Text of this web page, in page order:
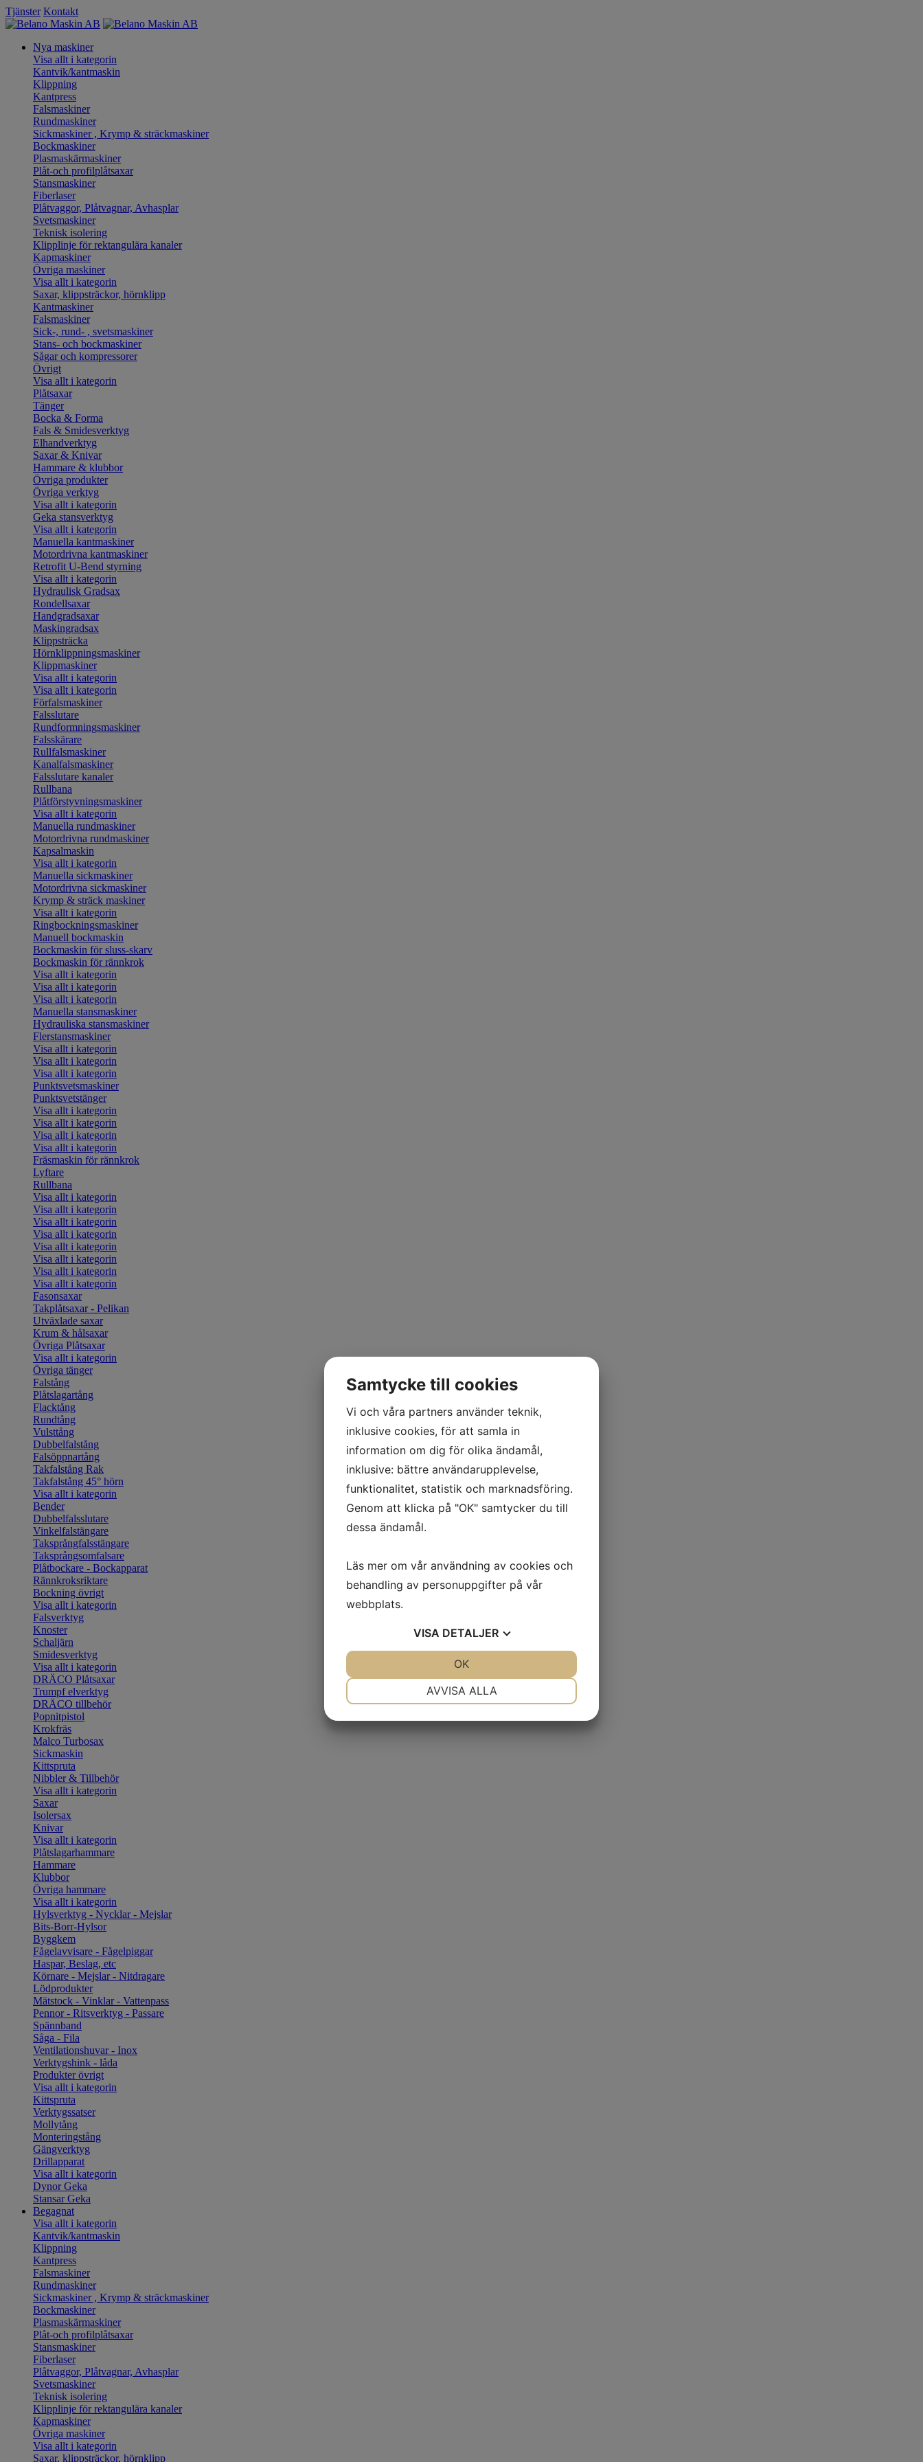
Tjänster Kontakt
Nya maskiner
Visa allt i kategorin
Kantvik/kantmaskin
Klippning
Kantpress
Falsmaskiner
Rundmaskiner
Sickmaskiner , Krymp & sträckmaskiner
Bockmaskiner
Plasmaskärmaskiner
Plåt-och profilplåtsaxar
Stansmaskiner
Fiberlaser
Plåtvaggor, Plåtvagnar, Avhasplar
Svetsmaskiner
Teknisk isolering
Klipplinje för rektangulära kanaler
Kapmaskiner
Övriga maskiner
Visa allt i kategorin
Saxar, klippsträckor, hörnklipp
Kantmaskiner
Falsmaskiner
Sick-, rund- , svetsmaskiner
Stans- och bockmaskiner
Sågar och kompressorer
Övrigt
Visa allt i kategorin
Plåtsaxar
Tänger
Bocka & Forma
Fals & Smidesverktyg
Elhandverktyg
Saxar & Knivar
Hammare & klubbor
Övriga produkter
Övriga verktyg
Visa allt i kategorin
Geka stansverktyg
Visa allt i kategorin
Manuella kantmaskiner
Motordrivna kantmaskiner
Retrofit U-Bend styrning
Visa allt i kategorin
Hydraulisk Gradsax
Rondellsaxar
Handgradsaxar
Maskingradsax
Klippsträcka
Hörnklippningsmaskiner
Klippmaskiner
Visa allt i kategorin
Visa allt i kategorin
Förfalsmaskiner
Falsslutare
Rundformningsmaskiner
Falsskärare
Rullfalsmaskiner
Kanalfalsmaskiner
Falsslutare kanaler
Rullbana
Plåtförstyvningsmaskiner
Visa allt i kategorin
Manuella rundmaskiner
Motordrivna rundmaskiner
Kapsalmaskin
Visa allt i kategorin
Manuella sickmaskiner
Motordrivna sickmaskiner
Krymp & sträck maskiner
Visa allt i kategorin
Ringbockningsmaskiner
Manuell bockmaskin
Bockmaskin för sluss-skarv
Bockmaskin för rännkrok
Visa allt i kategorin
Visa allt i kategorin
Visa allt i kategorin
Manuella stansmaskiner
Hydrauliska stansmaskiner
Flerstansmaskiner
Visa allt i kategorin
Visa allt i kategorin
Visa allt i kategorin
Punktsvetsmaskiner
Punktsvetstänger
Visa allt i kategorin
Visa allt i kategorin
Visa allt i kategorin
Visa allt i kategorin
Fräsmaskin för rännkrok
Lyftare
Rullbana
Visa allt i kategorin
Visa allt i kategorin
Visa allt i kategorin
Visa allt i kategorin
Visa allt i kategorin
Visa allt i kategorin
Visa allt i kategorin
Visa allt i kategorin
Fasonsaxar
Takplåtsaxar - Pelikan
Utväxlade saxar
Krum & hålsaxar
Övriga Plåtsaxar
Visa allt i kategorin
Övriga tänger
Falstång
Plåtslagartång
Flacktång
Rundtång
Vulsttång
Dubbelfalstång
Falsöppnartång
Takfalstång Rak
Takfalstång 45° hörn
Visa allt i kategorin
Bender
Dubbelfalsslutare
Vinkelfalstängare
Taksprångfalsstängare
Taksprångsomfalsare
Plåtbockare - Bockapparat
Rännkroksriktare
Bockning övrigt
Visa allt i kategorin
Falsverktyg
Knoster
Schaljärn
Smidesverktyg
Visa allt i kategorin
DRÄCO Plåtsaxar
Trumpf elverktyg
DRÄCO tillbehör
Popnitpistol
Krokfräs
Malco Turbosax
Sickmaskin
Kittspruta
Nibbler & Tillbehör
Visa allt i kategorin
Saxar
Isolersax
Knivar
Visa allt i kategorin
Plåtslagarhammare
Hammare
Klubbor
Övriga hammare
Visa allt i kategorin
Hylsverktyg - Nycklar - Mejslar
Bits-Borr-Hylsor
Byggkem
Fågelavvisare - Fågelpiggar
Haspar, Beslag, etc
Körnare - Mejslar - Nitdragare
Lödprodukter
Mätstock - Vinklar - Vattenpass
Pennor - Ritsverktyg - Passare
Spännband
Såga - Fila
Ventilationshuvar - Inox
Verktygshink - låda
Produkter övrigt
Visa allt i kategorin
Kittspruta
Verktygssatser
Mollytång
Monteringstång
Gängverktyg
Drillapparat
Visa allt i kategorin
Dynor Geka
Stansar Geka
Begagnat
Visa allt i kategorin
Kantvik/kantmaskin
Klippning
Kantpress
Falsmaskiner
Rundmaskiner
Sickmaskiner , Krymp & sträckmaskiner
Bockmaskiner
Plasmaskärmaskiner
Plåt-och profilplåtsaxar
Stansmaskiner
Fiberlaser
Plåtvaggor, Plåtvagnar, Avhasplar
Svetsmaskiner
Teknisk isolering
Klipplinje för rektangulära kanaler
Kapmaskiner
Övriga maskiner
Visa allt i kategorin
Saxar, klippsträckor, hörnklipp
Samtycke till cookies
Vi och våra partners använder teknik,
inklusive cookies, för att samla in
information om dig för olika ändamål,
inklusive: bättre användarupplevelse,
funktionalitet, statistik och marknadsföring.
Genom att klicka på "OK" samtycker du till
dessa ändamål.
Läs mer om vår användning av cookies och
behandling av personuppgifter på vår
webbplats.
VISA DETALJER
AVVISA ALLA
OK